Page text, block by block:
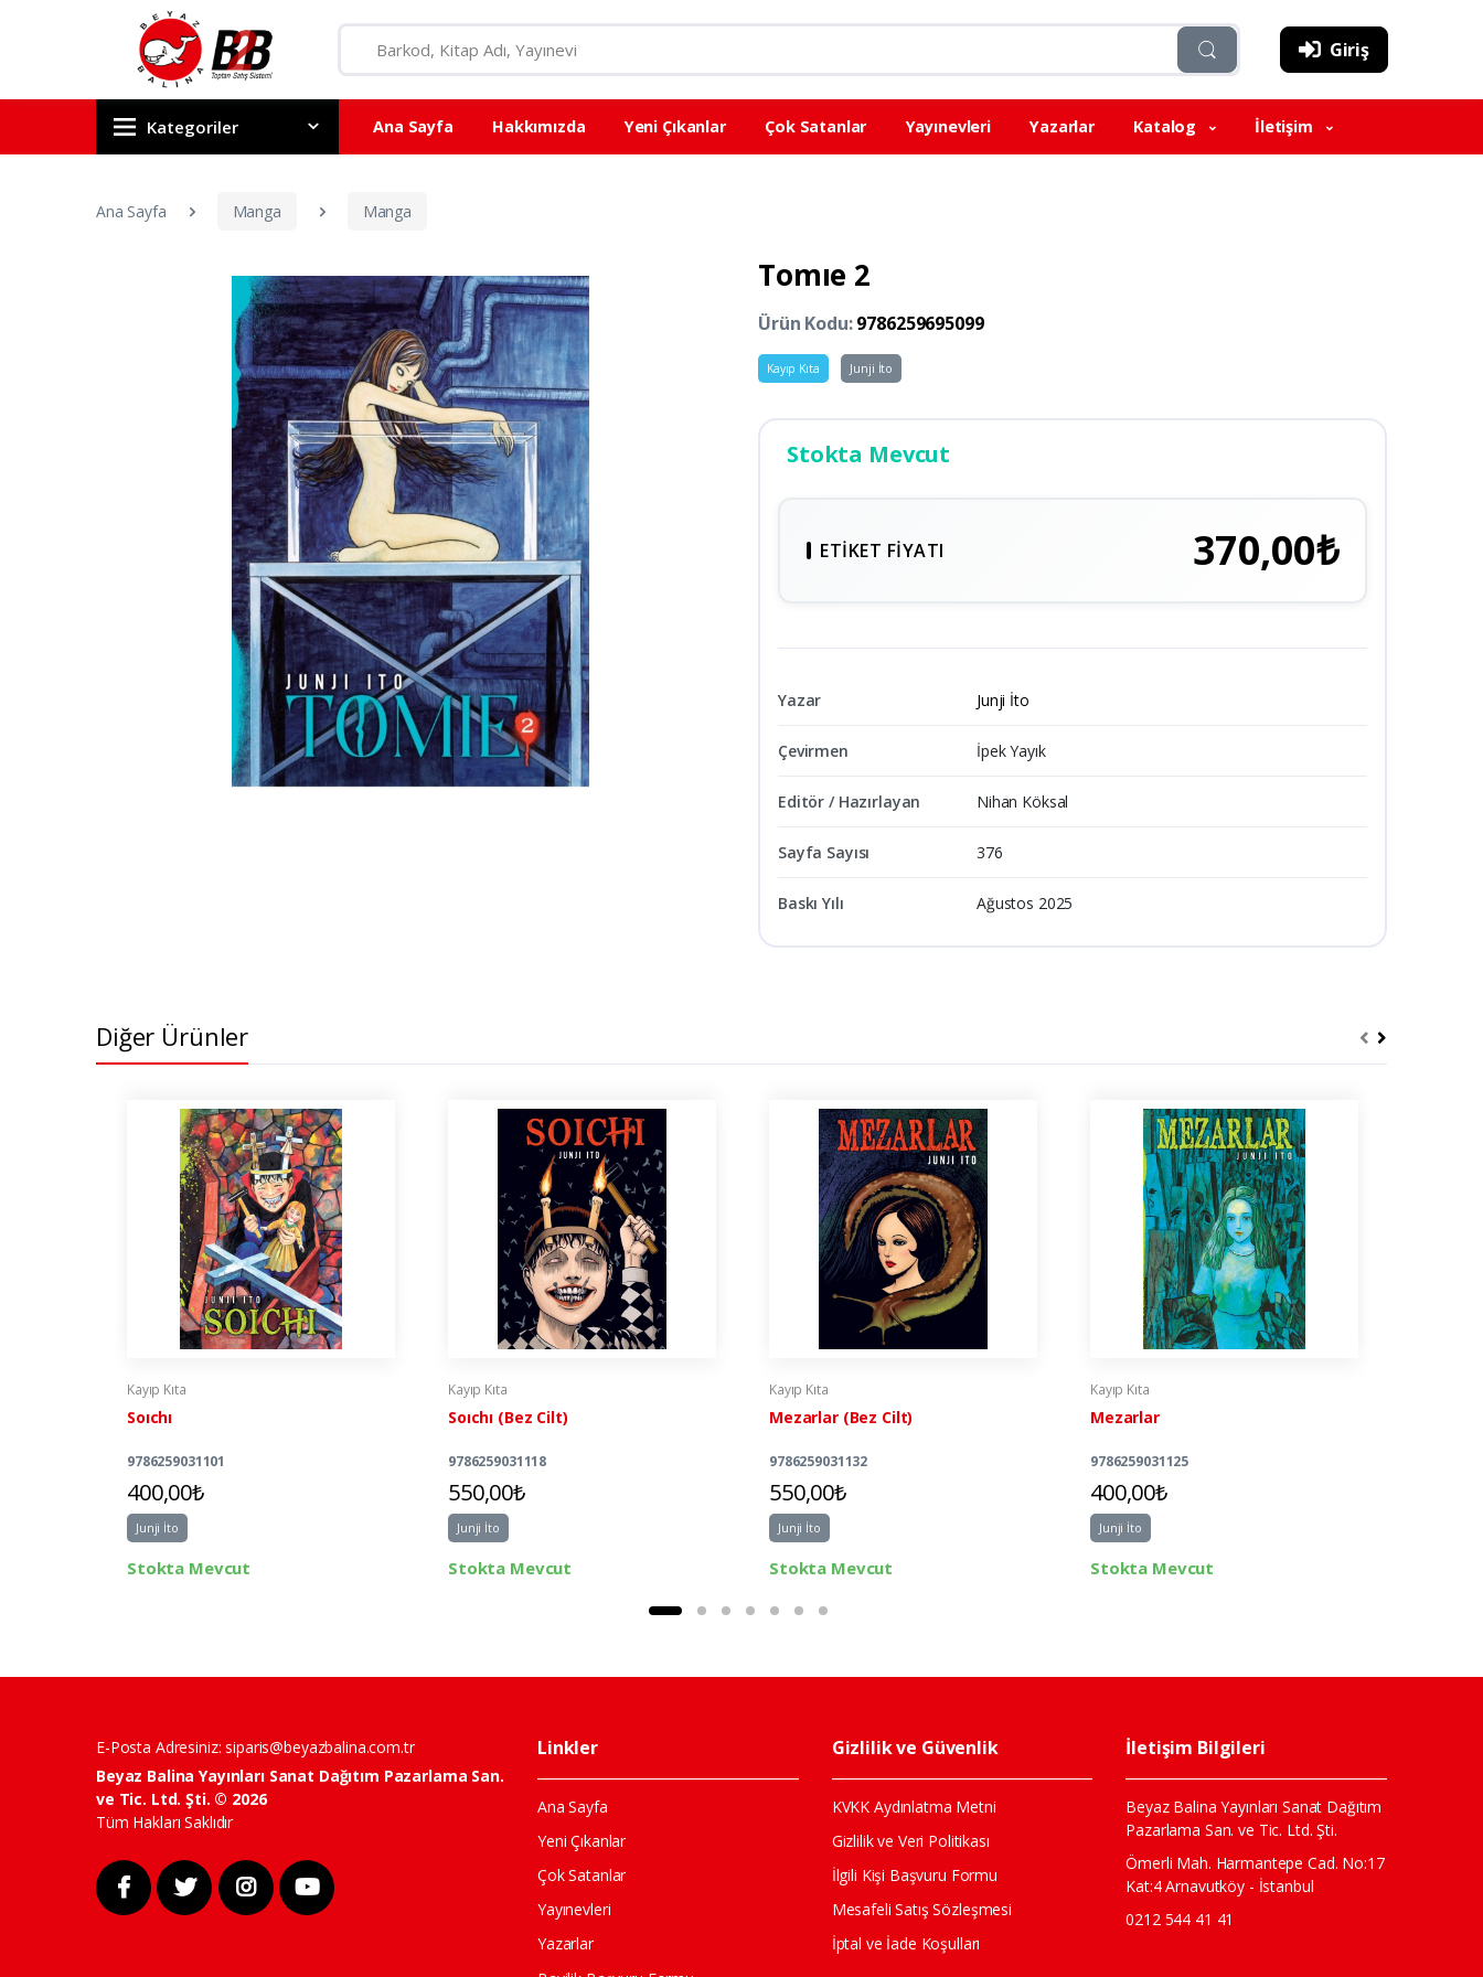
Giriş
Kategoriler Ana Sayfa Hakkımızda Yeni Çıkanlar Çok Satanlar Yayınevleri Yazarlar Katalog İletişim
Ana Sayfa Manga Manga
Tomıe 2
Ürün Kodu:9786259695099
Kayıp Kıta Junji İto
Stokta Mevcut
ETIKET FIYATI 370,00₺
Yazar Junji İto
Çevirmen İpek Yayık
Editör / Hazırlayan Nihan Köksal
Sayfa Sayısı 376
Baskı Yılı Ağustos 2025
Diğer Ürünler
Kayıp Kıta
Soıchı
9786259031101
400,00₺
Junji İto
Stokta Mevcut
Kayıp Kıta
Soıchı (Bez Cilt)
9786259031118
550,00₺
Junji İto
Stokta Mevcut
Kayıp Kıta
Mezarlar (Bez Cilt)
9786259031132
550,00₺
Junji İto
Stokta Mevcut
Kayıp Kıta
Mezarlar
9786259031125
400,00₺
Junji İto
Stokta Mevcut
E-Posta Adresiniz:siparis@beyazbalina.com.tr
Beyaz Balina Yayınları Sanat Dağıtım Pazarlama San.
ve Tic. Ltd. Şti. © 2026
Tüm Hakları Saklıdır
Linkler
Ana Sayfa
Yeni Çıkanlar
Çok Satanlar
Yayınevleri
Yazarlar
Gizlilik ve Güvenlik
KVKK Aydınlatma Metni
Gizlilik ve Veri Politikası
İlgili Kişi Başvuru Formu
Mesafeli Satış Sözleşmesi
İptal ve İade Koşulları
İletişim Bilgileri
Beyaz Balina Yayınları Sanat Dağıtım
Pazarlama San. ve Tic. Ltd. Şti.
Ömerli Mah. Harmantepe Cad. No:17
Kat:4 Arnavutköy - İstanbul
0212 544 41 41